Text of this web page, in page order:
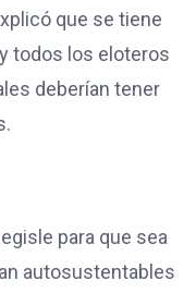
que se tiene
todos los eloteros
deberían tener
para que sea
autosustentables